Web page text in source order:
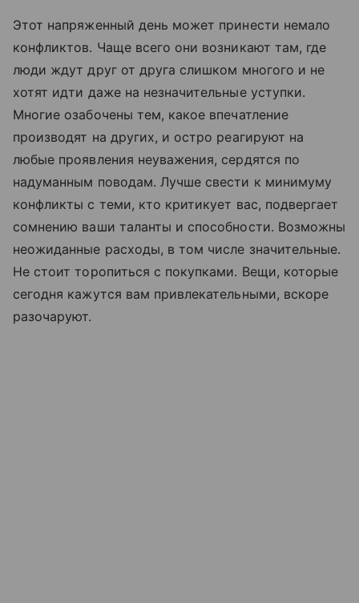
Этот напряженный день может принести немало
конфликтов. Чаще всего они возникают там, где
люди ждут друг от друга слишком многого и не
хотят идти даже на незначительные уступки.
Многие озабочены тем, какое впечатление
производят на других, и остро реагируют на
любые проявления неуважения, сердятся по
надуманным поводам. Лучше свести к минимуму
конфликты с теми, кто критикует вас, подвергает
сомнению ваши таланты и способности. Возможны
неожиданные расходы, в том числе значительные.
Не стоит торопиться с покупками. Вещи, которые
сегодня кажутся вам привлекательными, вскоре
разочаруют.